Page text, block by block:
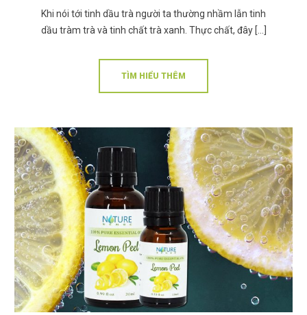
Khi nói tới tinh dầu trà người ta thường nhầm lẫn tinh
dầu tràm trà và tinh chất trà xanh. Thực chất, đây […]
TÌM HIỂU THÊM